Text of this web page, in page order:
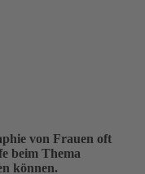
von Frauen oft
beim Thema
können.